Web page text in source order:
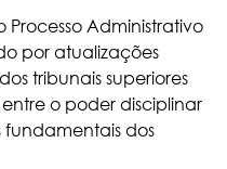
Administrativo
por atualizações
tribunais superiores
o poder disciplinar
fundamentais dos